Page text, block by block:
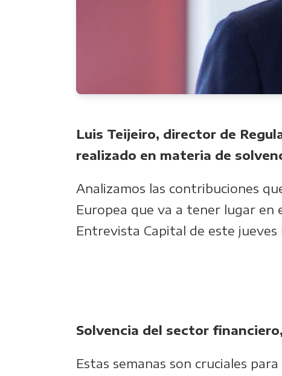
Luis Teijeiro, director de
realizado en materia de
Analizamos las contribuciones
Europea que va a tener lugar en
Entrevista Capital de este jueves
Solvencia del sector
Estas semanas son cruciales